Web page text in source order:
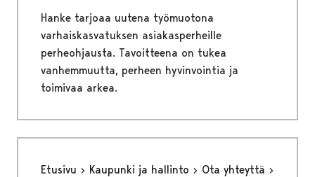
Hanke tarjoaa uutena työmuotona
varhaiskasvatuksen asiakasperheille
perheohjausta. Tavoitteena on tukea
vanhemmuutta, perheen hyvinvointia ja
toimivaa arkea.
Etusivu Kaupunki ja hallinto
Ota yhteyttä